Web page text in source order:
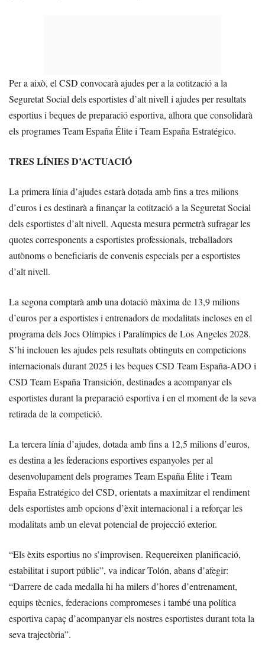
Per a això, el CSD convocarà ajudes per a la cotització a la
Seguretat Social dels esportistes d’alt nivell i ajudes per resultats
esportius i beques de preparació esportiva, alhora que consolidarà
els programes Team España Élite i Team España Estratégico.
TRES LÍNIES D’ACTUACIÓ
La primera línia d’ajudes estarà dotada amb fins a tres milions
d’euros i es destinarà a finançar la cotització a la Seguretat Social
dels esportistes d’alt nivell. Aquesta mesura permetrà sufragar les
quotes corresponents a esportistes professionals, treballadors
autònoms o beneficiaris de convenis especials per a esportistes
d’alt nivell.
La segona comptarà amb una dotació màxima de 13,9 milions
d’euros per a esportistes i entrenadors de modalitats incloses en el
programa dels Jocs Olímpics i Paralímpics de Los Angeles 2028.
S’hi inclouen les ajudes pels resultats obtinguts en competicions
internacionals durant 2025 i les beques CSD Team España-ADO i
CSD Team España Transición, destinades a acompanyar els
esportistes durant la preparació esportiva i en el moment de la seva
retirada de la competició.
La tercera línia d’ajudes, dotada amb fins a 12,5 milions d’euros,
es destina a les federacions esportives espanyoles per al
desenvolupament dels programes Team España Élite i Team
España Estratégico del CSD, orientats a maximitzar el rendiment
dels esportistes amb opcions d’èxit internacional i a reforçar les
modalitats amb un elevat potencial de projecció exterior.
“Els èxits esportius no s’improvisen. Requereixen planificació,
estabilitat i suport públic”, va indicar Tolón, abans d’afegir:
“Darrere de cada medalla hi ha milers d’hores d’entrenament,
equips tècnics, federacions compromeses i també una política
esportiva capaç d’acompanyar els nostres esportistes durant tota la
seva trajectòria”.